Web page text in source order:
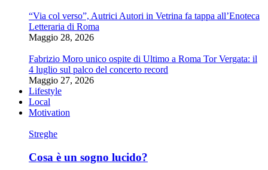
“Via col verso”, Autrici Autori in Vetrina fa tappa all’Enoteca
Letteraria di Roma
Maggio 28, 2026
Fabrizio Moro unico ospite di Ultimo a Roma Tor Vergata: il
4 luglio sul palco del concerto record
Maggio 27, 2026
Lifestyle
Local
Motivation
Streghe
Cosa è un sogno lucido?